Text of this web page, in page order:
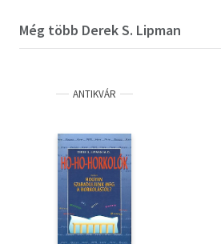
Még több Derek S. Lipman
ANTIKVÁR